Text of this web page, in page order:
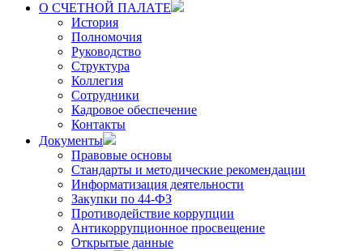
О СЧЕТНОЙ ПАЛАТЕ
История
Полномочия
Руководство
Структура
Коллегия
Сотрудники
Кадровое обеспечение
Контакты
Документы
Правовые основы
Стандарты и методические рекомендации
Информатизация деятельности
Закупки по 44-ФЗ
Противодействие коррупции
Антикоррупционное просвещение
Открытые данные